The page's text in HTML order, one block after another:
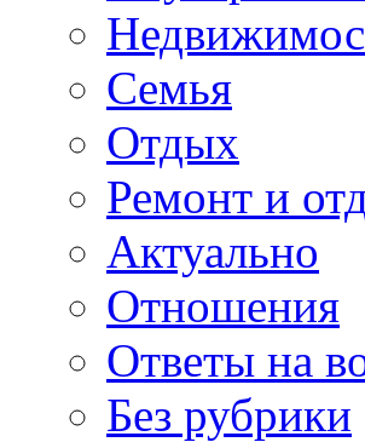
Семья
Отдых
Ремонт и
Актуально
Отношения
Ответы на
Без рубрики